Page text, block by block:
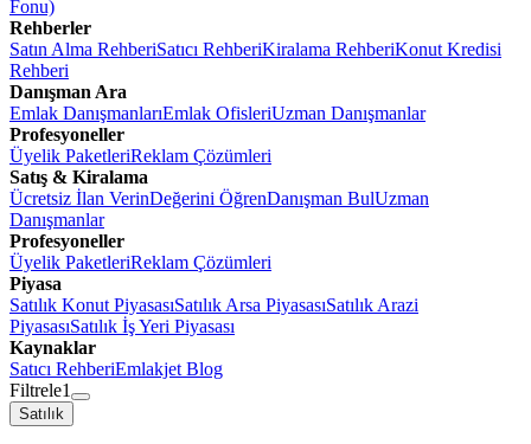
Fonu)
Rehberler
Satın Alma RehberiSatıcı RehberiKiralama RehberiKonut Kredisi
Rehberi
Danışman Ara
Emlak DanışmanlarıEmlak OfisleriUzman Danışmanlar
Profesyoneller
Üyelik PaketleriReklam Çözümleri
Satış & Kiralama
Ücretsiz İlan VerinDeğerini ÖğrenDanışman BulUzman
Danışmanlar
Profesyoneller
Üyelik PaketleriReklam Çözümleri
Piyasa
Satılık Konut PiyasasıSatılık Arsa PiyasasıSatılık Arazi
PiyasasıSatılık İş Yeri Piyasası
Kaynaklar
Satıcı RehberiEmlakjet Blog
Filtrele1
Satılık